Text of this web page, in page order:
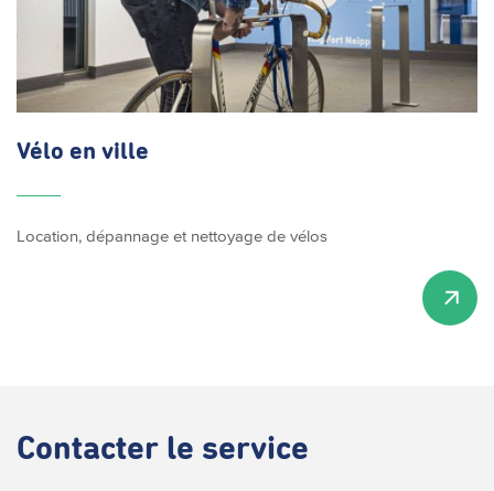
Vélo en ville
Location, dépannage et nettoyage de vélos
Contacter le service